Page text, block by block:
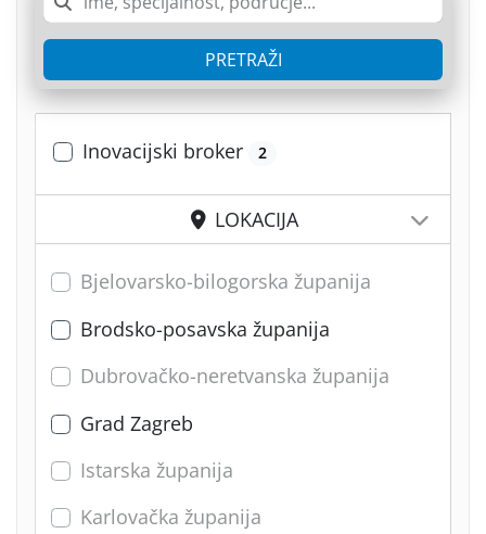
PRETRAŽI
Inovacijski broker 2
LOKACIJA
Bjelovarsko-bilogorska županija
Brodsko-posavska županija
Dubrovačko-neretvanska županija
Grad Zagreb
Istarska županija
Karlovačka županija